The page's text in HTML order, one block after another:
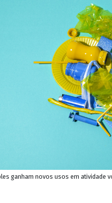
ganham novos usos em atividade